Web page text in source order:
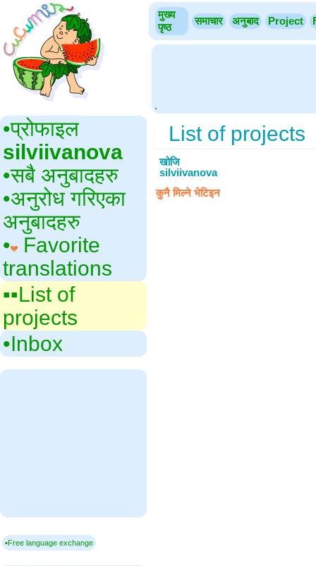
मुख्य
पृष्ठ
समाचार अनुबाद Project
.
•‎प्रोफाइल
silviivanova
•‎सबै अनुबादहरु
•‎अनुरोध गरिएका
अनुबादहरु
•‎
Favorite
translations
▪▪‎List of
projects
•‎Inbox
▪Free language exchange
List of projects
खोजि
silviivanova
कुनै मिल्ने भेटिइन